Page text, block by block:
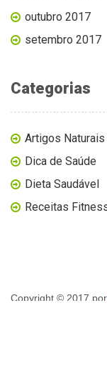
outubro 2017
setembro 2017
Categorias
Artigos Naturais
Dica de Saúde
Dieta Saudável
Receitas
Copyright © 2017 por